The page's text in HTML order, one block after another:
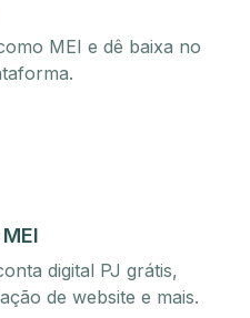
MEI e dê baixa no
digital PJ grátis,
de website e mais.